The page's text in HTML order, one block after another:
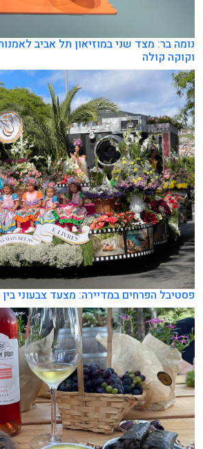
נומה בר: מצד שני במוזיאון תל אביב
וקוקה קולה
פסטיבל הפרחים במדיירה: מצעד צבעוני